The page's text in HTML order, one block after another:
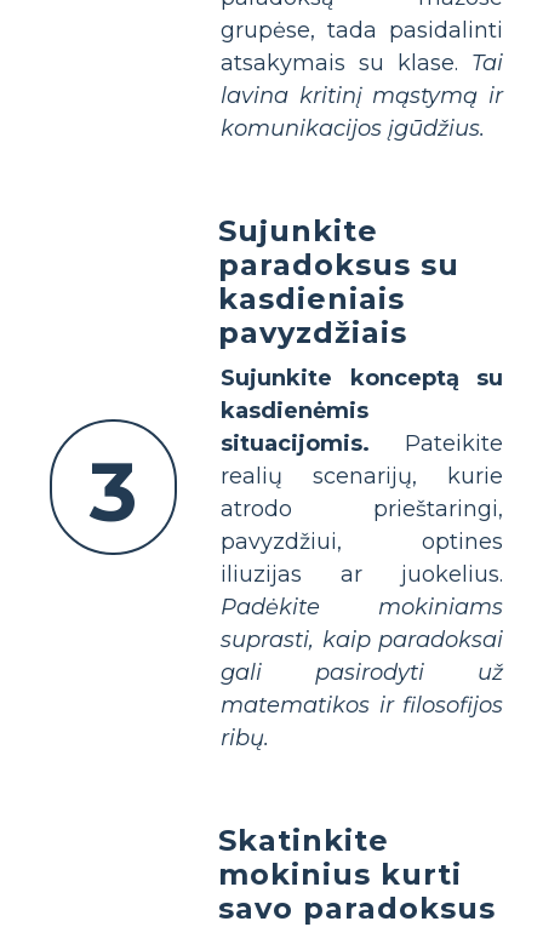
grupėse, tada pasidalinti
atsakymais su klase. Tai
lavina kritinį mąstymą ir
komunikacijos įgūdžius.
3
Sujunkite
paradoksus su
kasdieniais
pavyzdžiais
Sujunkite konceptą su
kasdienėmis
situacijomis. Pateikite
realių scenarijų, kurie
atrodo prieštaringi,
pavyzdžiui, optines
iliuzijas ar juokelius.
Padėkite mokiniams
suprasti, kaip paradoksai
gali pasirodyti už
matematikos ir filosofijos
ribų.
Skatinkite
mokinius kurti
savo paradoksus